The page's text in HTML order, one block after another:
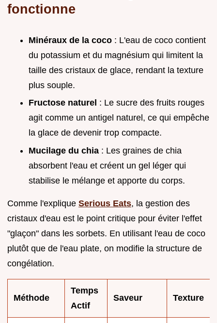
fonctionne
Minéraux de la coco : L'eau de coco contient
du potassium et du magnésium qui limitent la
taille des cristaux de glace, rendant la texture
plus souple.
Fructose naturel : Le sucre des fruits rouges
agit comme un antigel naturel, ce qui empêche
la glace de devenir trop compacte.
Mucilage du chia : Les graines de chia
absorbent l'eau et créent un gel léger qui
stabilise le mélange et apporte du corps.
Comme l'explique Serious Eats, la gestion des
cristaux d'eau est le point critique pour éviter l'effet
"glaçon" dans les sorbets. En utilisant l'eau de coco
plutôt que de l'eau plate, on modifie la structure de
congélation.
Méthode
Temps
Actif
Saveur Texture